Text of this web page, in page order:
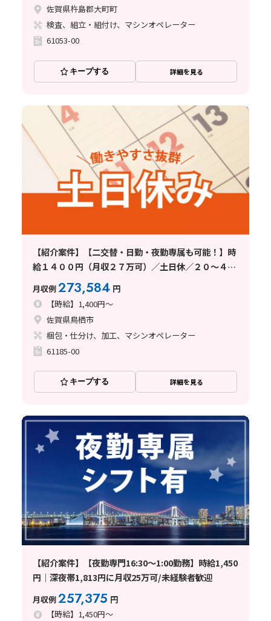
佐賀県杵島郡大町町
検査、組立・組付け、マシンオペレーター
61053-00
キープする 詳細を見る
【紹介案件】【二交替・日勤・夜勤専属も可能！】時
給１４００円（月収２７万可）／土日休／２０～４０
代未経験者活躍中
月収例273,584 円
【時給】1,400円～
佐賀県鳥栖市
梱包・仕分け、加工、マシンオペレーター
61185-00
キープする 詳細を見る
【紹介案件】【夜勤専門16:30～1:00勤務】時給1,450
円｜深夜帯1,813円に月収25万可/未経験者歓迎
月収例257,375 円
【時給】1,450円～